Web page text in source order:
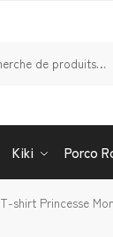
Kiki Porco
T-shirt Princesse